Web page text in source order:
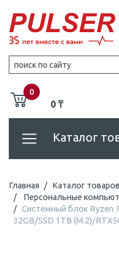
0
0 ₸
Каталог
Главная
Каталог товаров
Персональные
Системный блок Ryzen
32GB/SSD 1TB (M.2)/